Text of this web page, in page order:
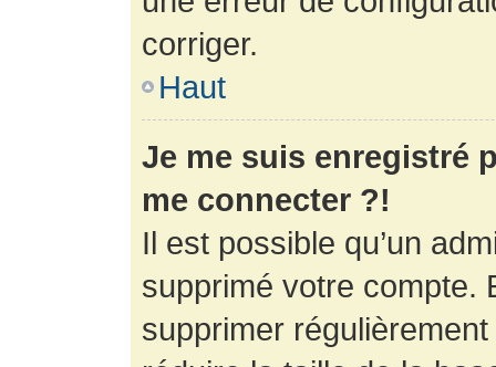
corriger.
Haut
Je me suis enregistré
me connecter ?!
Il est possible qu’un
supprimé votre compte.
supprimer